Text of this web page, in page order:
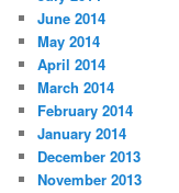
June 2014
May 2014
April 2014
March 2014
February 2014
January 2014
December 2013
November 2013